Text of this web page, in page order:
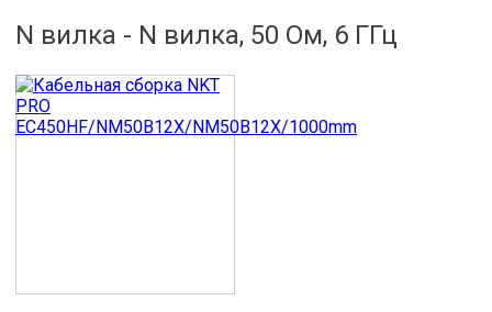
N вилка - N вилка, 50 Ом, 6 ГГц